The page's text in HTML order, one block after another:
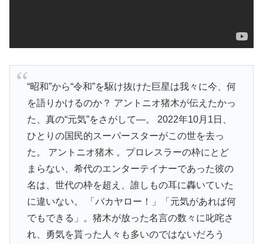
“昭和”から“令和”を駆け抜けた巨星は我々に今、何
を語りかけるのか？ アントニオ猪木が伝えたかっ
た、真の“元気”をさがして―。 2022年10月1日、
ひとりの国民的スーパースターがこの世を去っ
た。 アントニオ猪木 。プロレスラーの枠にとど
まらない、希代のエンターテイナーであった彼の
名は、世代の枠を超え、誰しもの耳に轟いていた
に違いない。 「バカヤロー！」「元気があれば何
でもできる」。猪木が放った名言の数々に叱咤さ
れ、勇気を貰った人々も多いのではないだろう